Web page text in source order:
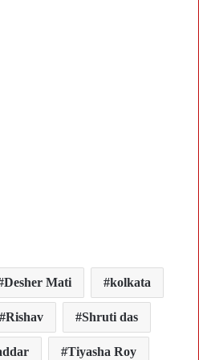
Desher Mati kolkata
Rishav Shruti das
Tiyasha Roy